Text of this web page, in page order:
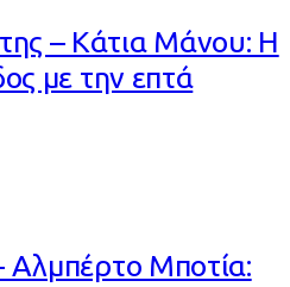
– Κάτια Μάνου: Η
με την επτά
Αλμπέρτο Μποτία: